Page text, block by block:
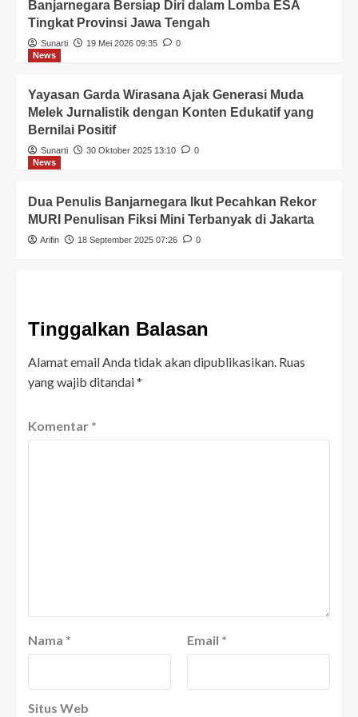
Banjarnegara Bersiap Diri dalam Lomba ESA
Tingkat Provinsi Jawa Tengah
Sunarti 19 Mei 2026 09:35
0
News
Yayasan Garda Wirasana Ajak Generasi Muda
Melek Jurnalistik dengan Konten Edukatif yang
Bernilai Positif
Sunarti 30 Oktober 2025 13:10
0
News
Dua Penulis Banjarnegara Ikut Pecahkan Rekor
MURI Penulisan Fiksi Mini Terbanyak di Jakarta
Arifin 18 September 2025 07:26 0
Tinggalkan Balasan
Alamat email Anda tidak akan dipublikasikan. Ruas
yang wajib ditandai*
Komentar *
Nama * Email *
Situs Web